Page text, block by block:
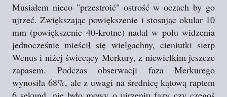
Musiałem nieco "przestroić" ostrość w oczach by go
ujrzeć. Zwiększając powiększenie i stosując okular 10
mm (powiększenie 40-krotne) nadal w polu widzenia
jednocześnie mieścił się wielgachny, cieniutki sierp
Wenus i niżej świecący Merkury, z niewielkim jeszcze
zapasem. Podczas obserwacji faza Merkurego
wynosiła 68%, ale z uwagi na średnicę kątową raptem